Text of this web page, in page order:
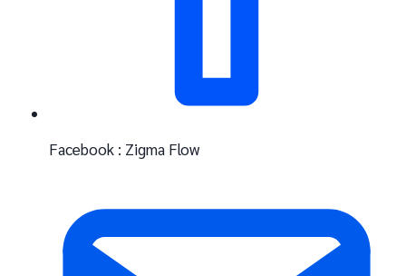
Facebook : Zigma Flow